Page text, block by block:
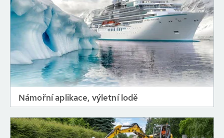
Námořní aplikace, výletní lodě